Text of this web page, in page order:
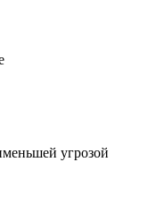
угрозой